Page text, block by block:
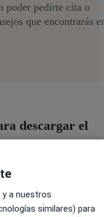
poder pedirte cita o
que encontrarás
descargar el
a nuestros
similares) para